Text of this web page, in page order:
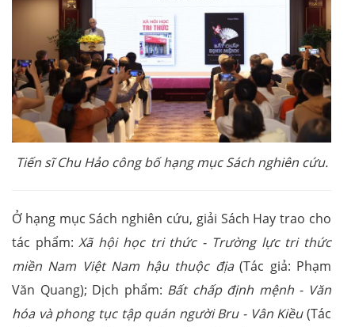
Tiến sĩ Chu Hảo công bố hạng mục Sách nghiên cứu.
Ở hạng mục Sách nghiên cứu, giải Sách Hay trao cho
tác phẩm:Xã hội học tri thức - Trường lực tri thức
miền Nam Việt Nam hậu thuộc địa(Tác giả: Phạm
Văn Quang); Dịch phẩm: Bất chấp định mệnh - Văn
hóa và phong tục tập quán người Bru - Vân Kiều(Tác